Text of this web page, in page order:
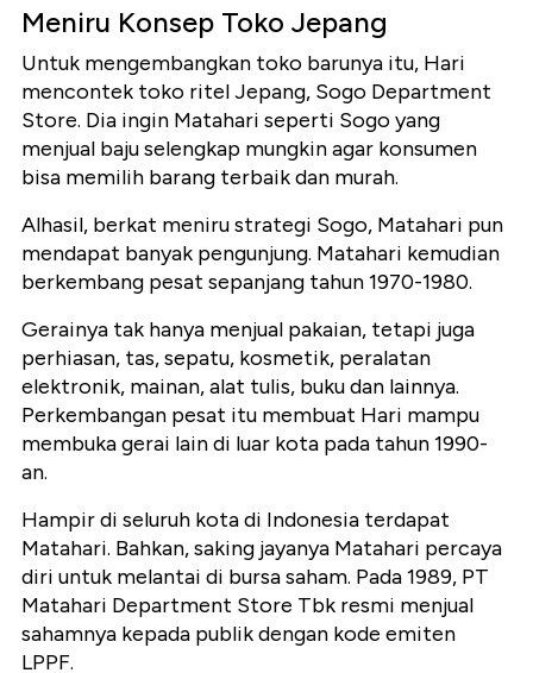
Meniru Konsep Toko Jepang
Untuk mengembangkan toko barunya itu, Hari
mencontek toko ritel Jepang, Sogo Department
Store. Dia ingin Matahari seperti Sogo yang
menjual baju selengkap mungkin agar konsumen
bisa memilih barang terbaik dan murah.
Alhasil, berkat meniru strategi Sogo, Matahari pun
mendapat banyak pengunjung. Matahari kemudian
berkembang pesat sepanjang tahun 1970-1980.
Gerainya tak hanya menjual pakaian, tetapi juga
perhiasan, tas, sepatu, kosmetik, peralatan
elektronik, mainan, alat tulis, buku dan lainnya.
Perkembangan pesat itu membuat Hari mampu
membuka gerai lain di luar kota pada tahun 1990-
an.
Hampir di seluruh kota di Indonesia terdapat
Matahari. Bahkan, saking jayanya Matahari percaya
diri untuk melantai di bursa saham. Pada 1989, PT
Matahari Department Store Tbk resmi menjual
sahamnya kepada publik dengan kode emiten
LPPF.